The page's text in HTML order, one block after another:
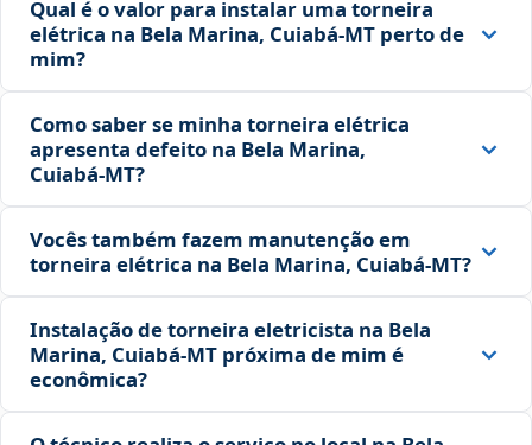
Qual é o valor para instalar uma torneira
elétrica na Bela Marina, Cuiabá‑MT perto de
mim?
Como saber se minha torneira elétrica
apresenta defeito na Bela Marina,
Cuiabá‑MT?
Vocês também fazem manutenção em
torneira elétrica na Bela Marina, Cuiabá‑MT?
Instalação de torneira eletricista na Bela
Marina, Cuiabá‑MT próxima de mim é
econômica?